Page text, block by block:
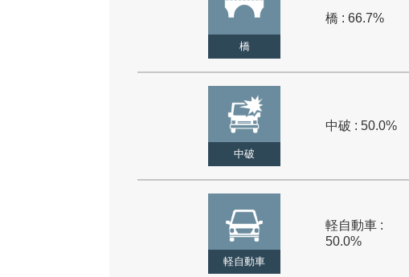
橋
橋 : 66.7%
中破
中破 : 50.0%
軽自動車
軽自動車 :
50.0%